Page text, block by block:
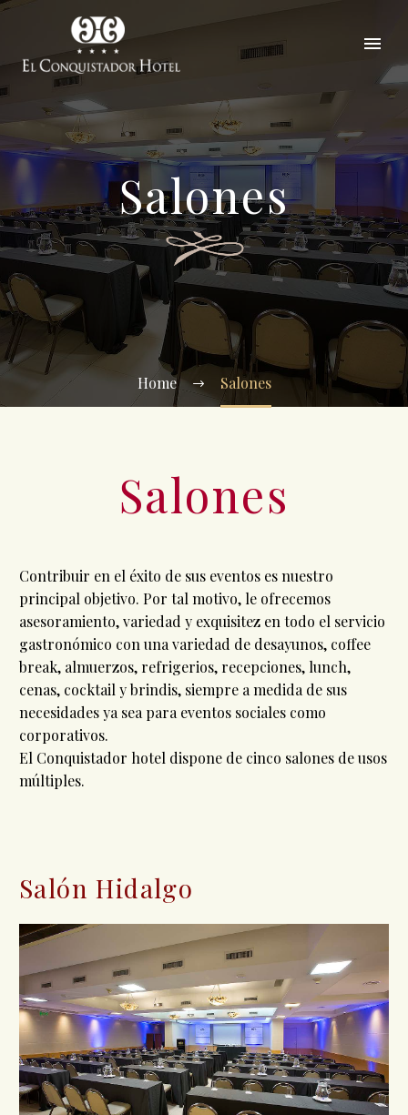
Salones
Home Salones
Salones
Contribuir en el éxito de sus eventos es nuestro
principal objetivo. Por tal motivo, le ofrecemos
asesoramiento, variedad y exquisitez en todo el servicio
gastronómico con una variedad de desayunos, coffee
break, almuerzos, refrigerios, recepciones, lunch,
cenas, cocktail y brindis, siempre a medida de sus
necesidades ya sea para eventos sociales como
corporativos.
El Conquistador hotel dispone de cinco salones de usos
múltiples.
Salón Hidalgo